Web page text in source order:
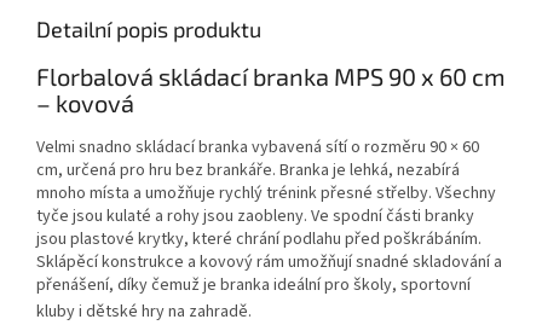
Detailní popis produktu
Florbalová skládací branka MPS 90 x 60 cm
– kovová
Velmi snadno skládací branka vybavená sítí o rozměru 90 × 60
cm, určená pro hru bez brankáře. Branka je lehká, nezabírá
mnoho místa a umožňuje rychlý trénink přesné střelby. Všechny
tyče jsou kulaté a rohy jsou zaobleny. Ve spodní části branky
jsou plastové krytky, které chrání podlahu před poškrábáním.
Sklápěcí konstrukce a kovový rám umožňují snadné skladování a
přenášení, díky čemuž je branka ideální pro školy, sportovní
kluby i dětské hry na zahradě.